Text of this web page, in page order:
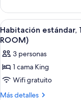
camas
(EXECUTIVE
SUITE
ROOM)
ejecutiva,
varias
camas
(EXECUTIVE
ROOM)
Abrir
todas
las
fotos
de
Habitación
estándar,
4
Habitación estándar,
ROOM)
3 personas
1 cama King
Wifi gratuito
Más detalles
Más